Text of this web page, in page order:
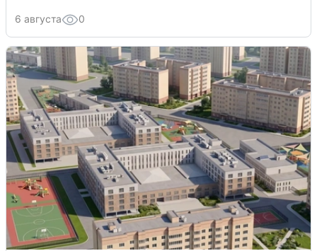
6 августа 0